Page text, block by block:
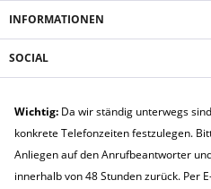
INFORMATIONEN
SOCIAL
Wichtig: Da wir ständig unterwegs
konkrete Telefonzeiten festzulegen.
Anliegen auf den Anrufbeantworter
innerhalb von 48 Stunden zurück. Per